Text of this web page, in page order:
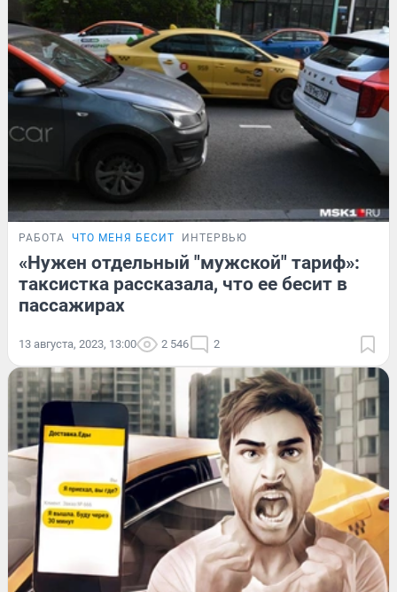
РАБОТА ЧТО МЕНЯ БЕСИТ ИНТЕРВЬЮ
«Нужен отдельный "мужской" тариф»:
таксистка рассказала, что ее бесит в
пассажирах
13 августа, 2023, 13:00 2 546 2